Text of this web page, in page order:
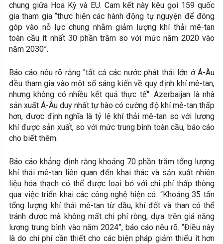
​​chung giữa Hoa Kỳ và EU. Cam kết này kêu gọi 159 quốc
gia tham gia “thực hiện các hành động tự nguyện để đóng
góp vào nỗ lực chung nhằm giảm lượng khí thải mê-tan
toàn cầu ít nhất 30 phần trăm so với mức năm 2020 vào
năm 2030”.
Báo cáo nêu rõ rằng "tất cả các nước phát thải lớn ở Á-Âu
đều tham gia vào một số sáng kiến ​​về quy định khí mê-tan,
nhưng không có nhiều kết quả thực tế". Azerbaijan là nhà
sản xuất Á-Âu duy nhất tự hào có cường độ khí mê-tan thấp
hơn, được định nghĩa là tỷ lệ khí thải mê-tan so với lượng
khí được sản xuất, so với mức trung bình toàn cầu, báo cáo
cho biết thêm.
Báo cáo khẳng định rằng khoảng 70 phần trăm tổng lượng
khí thải mê-tan liên quan đến khai thác và sản xuất nhiên
liệu hóa thạch có thể được loại bỏ với chi phí thấp thông
qua việc triển khai các công nghệ hiện có. “Khoảng 35 tấn
tổng lượng khí thải mê-tan từ dầu, khí đốt và than có thể
tránh được mà không mất chi phí ròng, dựa trên giá năng
lượng trung bình vào năm 2024”, báo cáo nêu rõ. “Điều này
là do chi phí cần thiết cho các biện pháp giảm thiểu ít hơn